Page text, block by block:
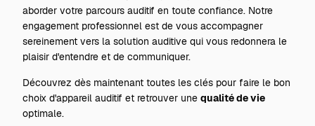
aborder votre parcours auditif en toute confiance. Notre
engagement professionnel est de vous accompagner
sereinement vers la solution auditive qui vous redonnera le
plaisir d'entendre et de communiquer.
Découvrez dès maintenant toutes les clés pour faire le bon
choix d'appareil auditif et retrouver unequalité de vie
optimale.